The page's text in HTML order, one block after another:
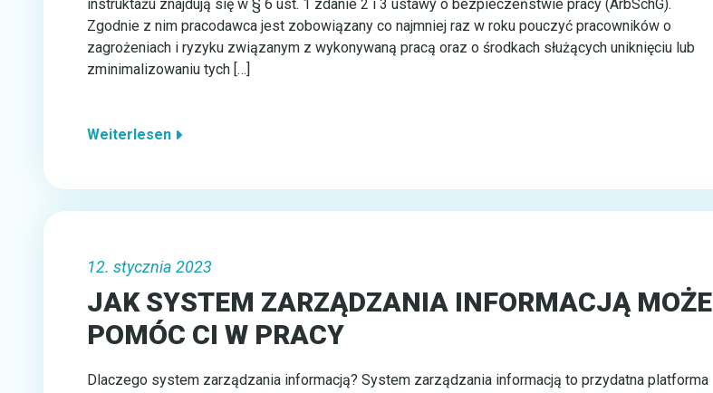
instruktażu znajdują się w § 6 ust. 1 zdanie 2 i 3 ustawy o bezpieczeństwie pracy (ArbSchG).
Zgodnie z nim pracodawca jest zobowiązany co najmniej raz w roku pouczyć pracowników o
zagrożeniach i ryzyku związanym z wykonywaną pracą oraz o środkach służących uniknięciu lub
zminimalizowaniu tych […]
Weiterlesen
12. stycznia 2023
JAK SYSTEM ZARZĄDZANIA INFORMACJĄ MOŻE
POMÓC CI W PRACY
Dlaczego system zarządzania informacją? System zarządzania informacją to przydatna platforma